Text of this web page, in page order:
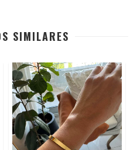
SIMILARES